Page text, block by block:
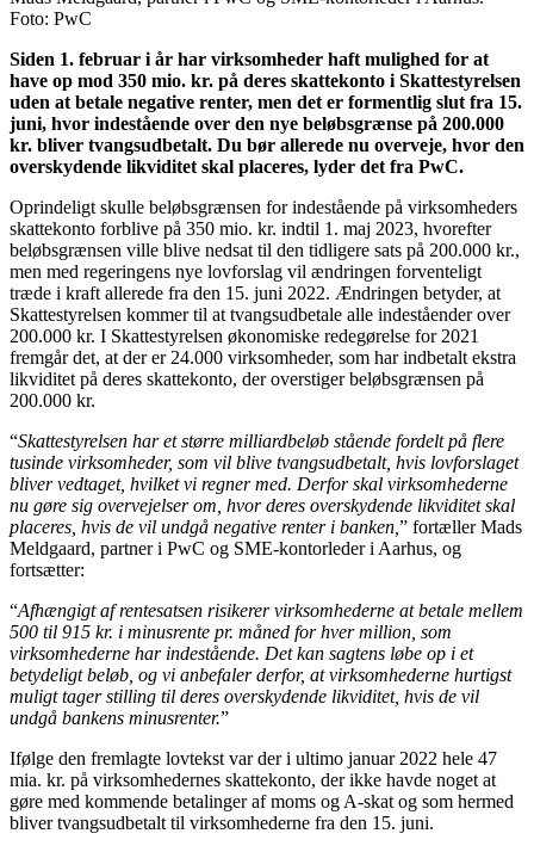
Foto: PwC
Siden 1. februar i år har virksomheder haft mulighed for at
have op mod 350 mio. kr. på deres skattekonto i Skattestyrelsen
uden at betale negative renter, men det er formentlig slut fra 15.
juni, hvor indestående over den nye beløbsgrænse på 200.000
kr. bliver tvangsudbetalt. Du bør allerede nu overveje, hvor den
overskydende likviditet skal placeres, lyder det fra PwC.
Oprindeligt skulle beløbsgrænsen for indestående på virksomheders
skattekonto forblive på 350 mio. kr. indtil 1. maj 2023, hvorefter
beløbsgrænsen ville blive nedsat til den tidligere sats på 200.000 kr.,
men med regeringens nye lovforslag vil ændringen forventeligt
træde i kraft allerede fra den 15. juni 2022. Ændringen betyder, at
Skattestyrelsen kommer til at tvangsudbetale alle indeståender over
200.000 kr. I Skattestyrelsen økonomiske redegørelse for 2021
fremgår det, at der er 24.000 virksomheder, som har indbetalt ekstra
likviditet på deres skattekonto, der overstiger beløbsgrænsen på
200.000 kr.
“Skattestyrelsen har et større milliardbeløb stående fordelt på flere
tusinde virksomheder, som vil blive tvangsudbetalt, hvis lovforslaget
bliver vedtaget, hvilket vi regner med. Derfor skal virksomhederne
nu gøre sig overvejelser om, hvor deres overskydende likviditet skal
placeres, hvis de vil undgå negative renter i banken, ” fortæller Mads
Meldgaard, partner i PwC og SME-kontorleder i Aarhus, og
fortsætter:
“Afhængigt af rentesatsen risikerer virksomhederne at betale mellem
500 til 915 kr. i minusrente pr. måned for hver million, som
virksomhederne har indestående. Det kan sagtens løbe op i et
betydeligt beløb, og vi anbefaler derfor, at virksomhederne hurtigst
muligt tager stilling til deres overskydende likviditet, hvis de vil
undgå bankens minusrenter.”
Ifølge den fremlagte lovtekst var der i ultimo januar 2022 hele 47
mia. kr. på virksomhedernes skattekonto, der ikke havde noget at
gøre med kommende betalinger af moms og A-skat og som hermed
bliver tvangsudbetalt til virksomhederne fra den 15. juni.